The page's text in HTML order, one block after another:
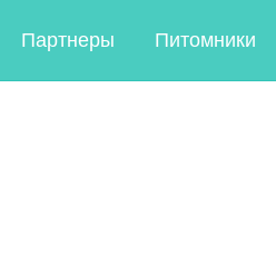
Партнеры Питомники